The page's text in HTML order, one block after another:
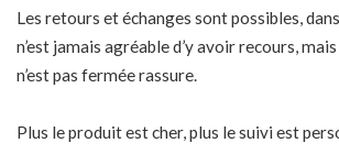
Les retours et échanges sont possibles,
n’est jamais agréable d’y avoir recours,
n’est pas fermée rassure.
Plus le produit est cher, plus le suivi est